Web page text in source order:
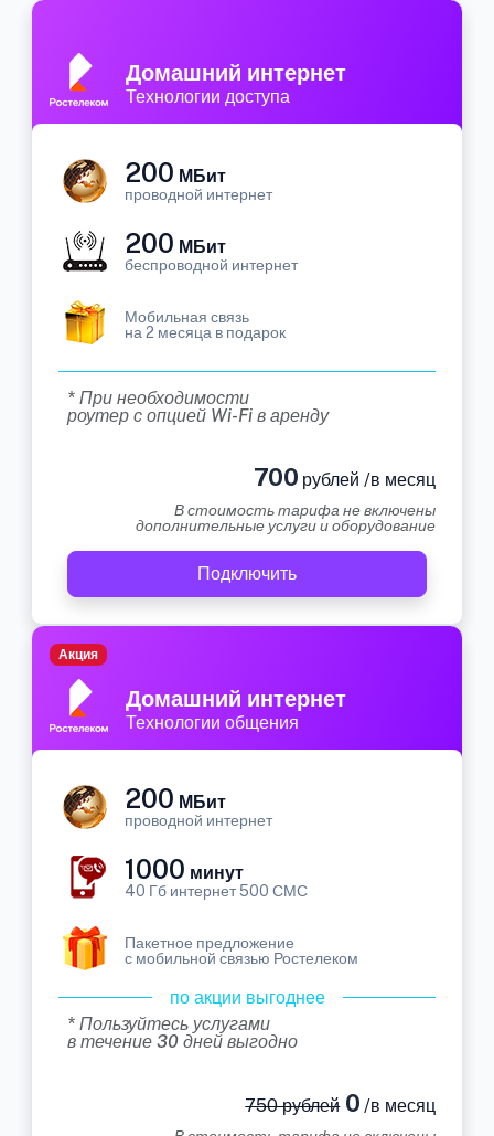
Домашний интернет
Технологии доступа
200 МБит
проводной интернет
200 МБит
беспроводной интернет
Мобильная связь
на 2 месяца в подарок
* При необходимости
роутер с опцией Wi-Fi в аренду
700 рублей /в месяц
В стоимость тарифа не включены
дополнительные услуги и оборудование
Подключить
Домашний интернет
Технологии общения
Акция
200 МБит
проводной интернет
1000 минут
40 Гб интернет 500 СМС
Пакетное предложение
с мобильной связью Ростелеком
по акции выгоднее
* Пользуйтесь услугами
в течение 30 дней выгодно
750 рублей0 /в месяц